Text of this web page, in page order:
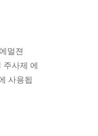
멀젼
주사제 에
사용됩